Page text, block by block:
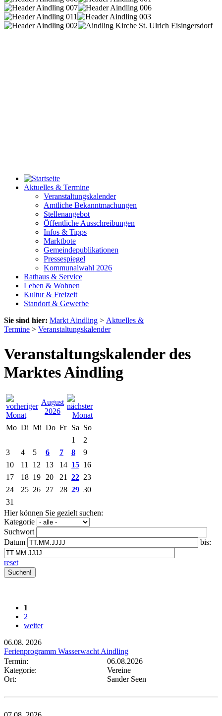
Aktuelles & Termine
Veranstaltungskalender
Amtliche Bekanntmachungen
Stellenangebot
Öffentliche Ausschreibungen
Infos & Tipps
Marktbote
Gemeindepublikationen
Pressespiegel
Kommunalwahl 2026
Rathaus & Service
Leben & Wohnen
Kultur & Freizeit
Standort & Gewerbe
Sie sind hier: Markt Aindling > Aktuelles &
Termine > Veranstaltungskalender
Veranstaltungskalender des
Marktes Aindling
August
2026
Mo Di Mi Do Fr Sa So
1
2
3
4 5 6 7 8
9
10
11 12 13 14 15 16
17
18 19 20 21 22 23
24
25 26 27 28 29 30
31
Hier können Sie gezielt suchen:
Kategorie
Suchwort
Datum
bis:
reset
1
2
weiter
06.08. 2026
Ferienprogramm Wasserwacht Aindling
Termin:
06.08.2026
Kategorie:
Vereine
Ort:
Sander Seen